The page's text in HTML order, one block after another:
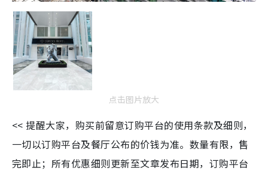
点击图片放大
<< 提醒大家，购买前留意订购平台的使用条款及细则，
一切以订购平台及餐厅公布的价钱为准。数量有限，售
完即止；所有优惠细则更新至文章发布日期，订购平台